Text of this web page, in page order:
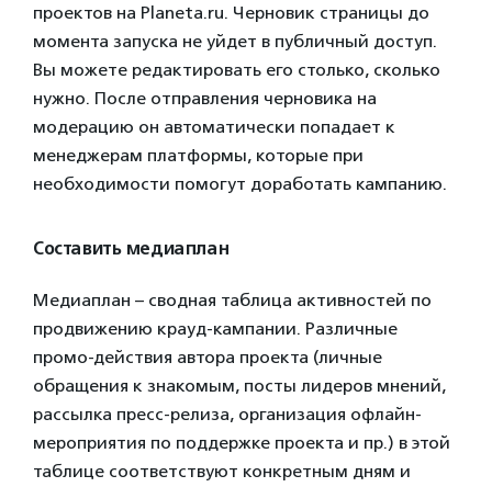
проектов на Planeta.ru. Черновик страницы до
момента запуска не уйдет в публичный доступ.
Вы можете редактировать его столько, сколько
нужно. После отправления черновика на
модерацию он автоматически попадает к
менеджерам платформы, которые при
необходимости помогут доработать кампанию.
Составить медиаплан
Медиаплан – сводная таблица активностей по
продвижению крауд-кампании. Различные
промо-действия автора проекта (личные
обращения к знакомым, посты лидеров мнений,
рассылка пресс-релиза, организация офлайн-
мероприятия по поддержке проекта и пр.) в этой
таблице соответствуют конкретным дням и